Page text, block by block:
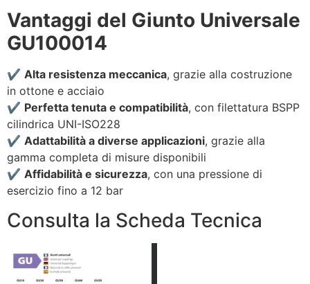
Vantaggi del Giunto Universale
GU100014
✔️ Alta resistenza meccanica, grazie alla costruzione
in ottone e acciaio
✔️ Perfetta tenuta e compatibilità, con filettatura BSPP
cilindrica UNI-ISO228
✔️ Adattabilità a diverse applicazioni, grazie alla
gamma completa di misure disponibili
✔️ Affidabilità e sicurezza, con una pressione di
esercizio fino a 12 bar
Consulta la Scheda Tecnica